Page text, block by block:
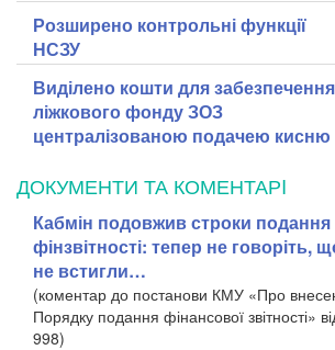
Розширено контрольні функції
НСЗУ
Виділено кошти для забезпечення
ліжкового фонду ЗОЗ
централізованою подачею кисню
ДОКУМЕНТИ ТА КОМЕНТАРI
Кабмін подовжив строки подання
фінзвітності: тепер не говоріть,
не встигли…
(коментар до постанови КМУ «Про
Порядку подання фінансової звітності»
998)